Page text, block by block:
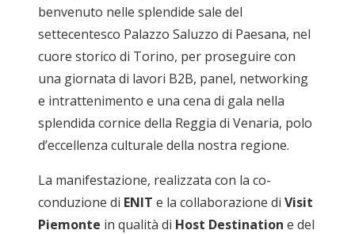
benvenuto nelle splendide sale del
settecentesco Palazzo Saluzzo di Paesana, nel
cuore storico di Torino, per proseguire con
una giornata di lavori B2B, panel, networking
e intrattenimento e una cena di gala nella
splendida cornice della Reggia di Venaria, polo
d’eccellenza culturale della nostra regione.
La manifestazione, realizzata con la co-
conduzione di ENIT e la collaborazione di Visit
Piemonte in qualità di Host Destination e del